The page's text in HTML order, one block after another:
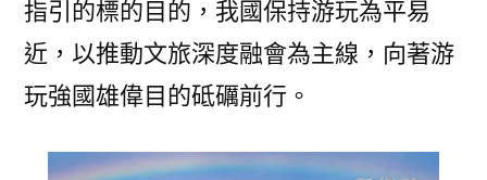
指引的標的目的，我國保持游玩為平易
近，以推動文旅深度融會為主線，向著游
玩強國雄偉目的砥礪前行。